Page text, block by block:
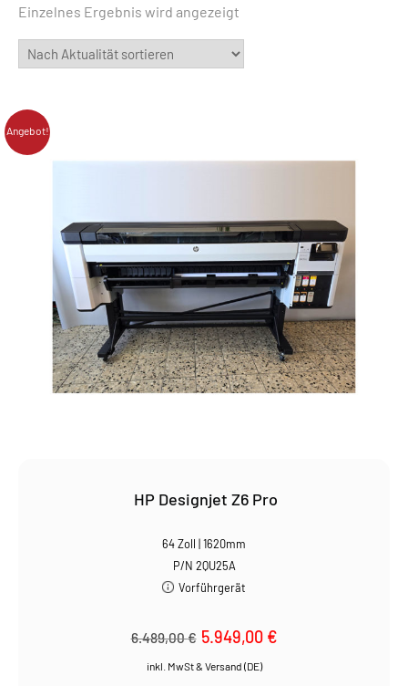
Einzelnes Ergebnis wird angezeigt
Angebot!
HP Designjet Z6 Pro
64 Zoll | 1620mm
P/N 2QU25A
Vorführgerät
6.489,00€ Ursprünglicher
Preis
5.949,00 €Aktueller